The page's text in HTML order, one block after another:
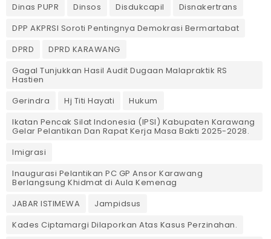
Dinas PUPR
Dinsos Disdukcapil
Disnakertrans
DPP AKPRSI Soroti Pentingnya Demokrasi Bermartabat
DPRD
DPRD KARAWANG
Gagal Tunjukkan Hasil Audit Dugaan Malapraktik RS
Hastien
Gerindra
Hj Titi Hayati
Hukum
Ikatan Pencak Silat Indonesia (IPSI) Kabupaten Karawang
Gelar Pelantikan Dan Rapat Kerja Masa Bakti 2025-2028.
Imigrasi
Inaugurasi Pelantikan PC GP Ansor Karawang
Berlangsung Khidmat di Aula Kemenag
JABAR ISTIMEWA
Jampidsus
Kades Ciptamargi Dilaporkan Atas Kasus Perzinahan.